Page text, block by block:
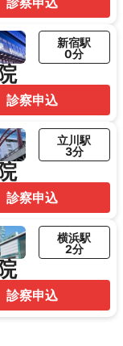
新宿駅
0分
診察申込
立川駅
3分
診察申込
横浜駅
2分
診察申込